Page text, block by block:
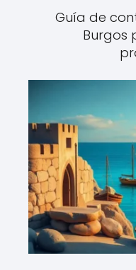
Guía de
Burgos